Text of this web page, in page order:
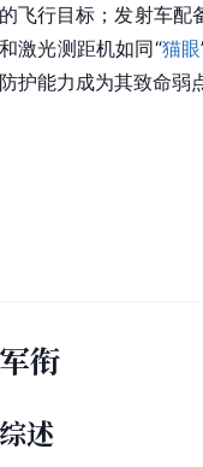
的飞行目标；发射车配
和激光测距机如同“猫眼
防护能力成为其致命弱
军衔
综述